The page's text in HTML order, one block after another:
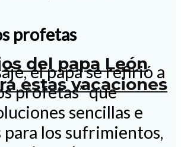
del papa León
estas vacaciones
profetas
el papa se refirió a
profetas” que
sencillas e
para los sufrimientos,